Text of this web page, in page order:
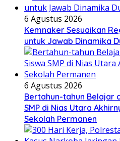
6 Agustus 2026
Kemnaker Sesuaikan
untuk Jawab Dinamika
6 Agustus 2026
Bertahun-tahun Belajar
SMP di Nias Utara
Sekolah Permanen